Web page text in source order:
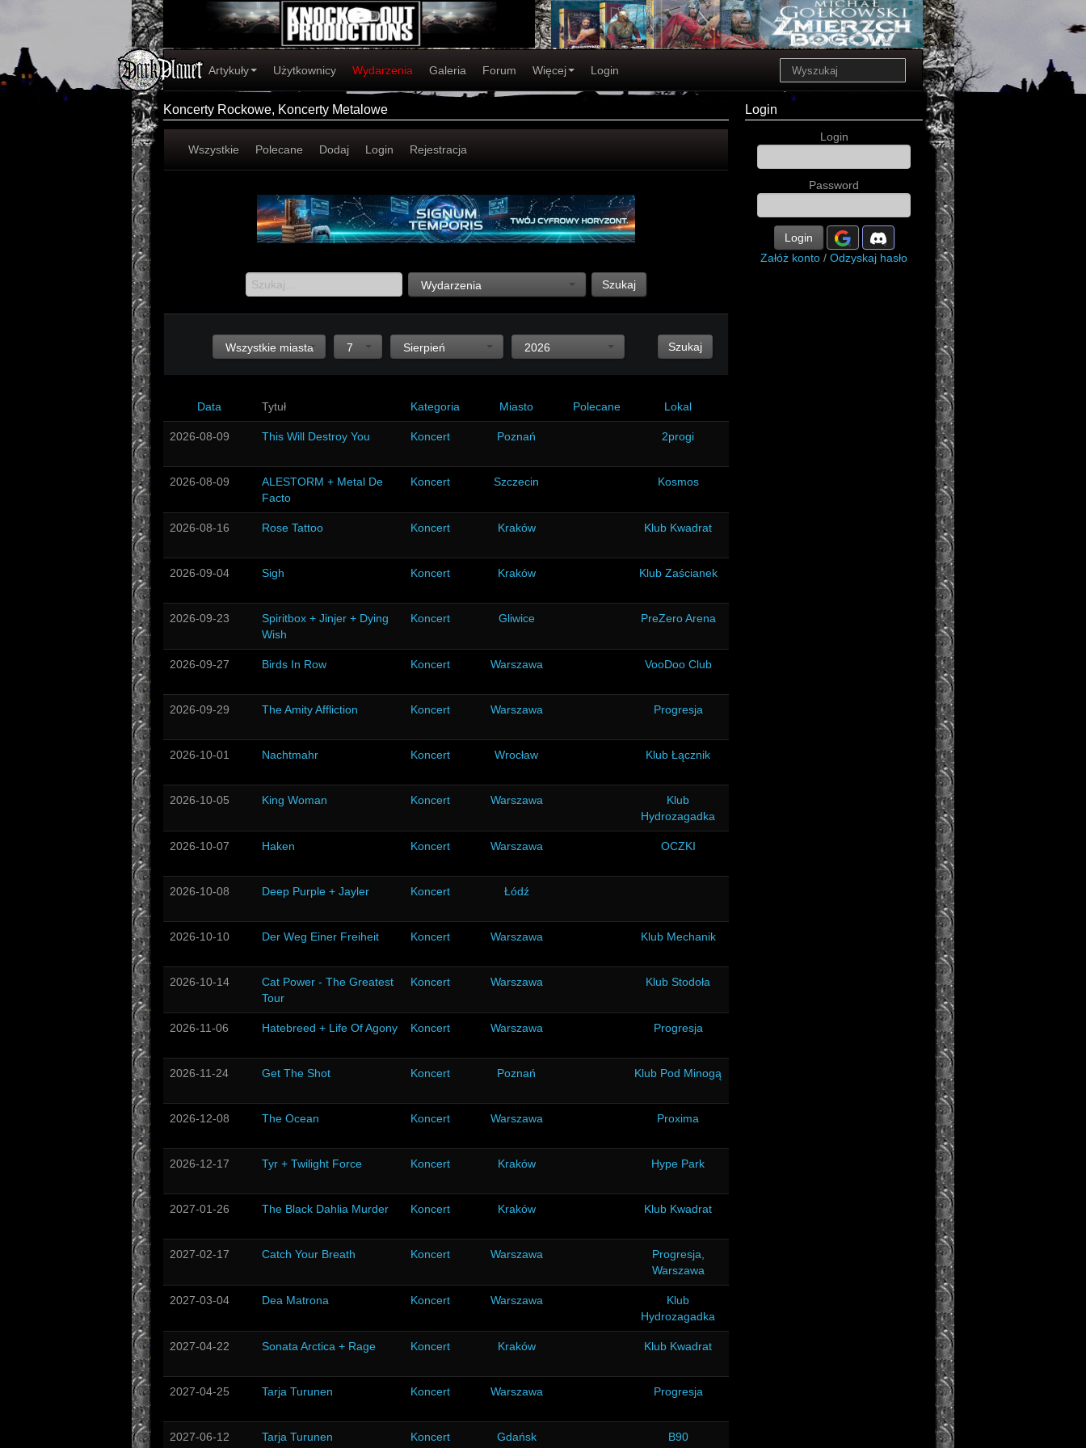
Artykuły Użytkownicy Wydarzenia Galeria Forum Więcej Login
Koncerty Rockowe, Koncerty Metalowe
Wszystkie Polecane Dodaj Login Rejestracja
Wydarzenia Szukaj
Wszystkie miasta 7 Sierpień 2026 Szukaj
Data Tytuł Kategoria Miasto Polecane Lokal
2026-08-09 This Will Destroy You Koncert Poznań 2progi
2026-08-09
ALESTORM + Metal De
Facto
Koncert Szczecin Kosmos
2026-08-16 Rose Tattoo Koncert Kraków Klub Kwadrat
2026-09-04 Sigh Koncert Kraków Klub Zaścianek
2026-09-23
Spiritbox + Jinjer + Dying
Wish
Koncert Gliwice PreZero Arena
2026-09-27 Birds In Row Koncert Warszawa VooDoo Club
2026-09-29 The Amity Affliction Koncert Warszawa Progresja
2026-10-01 Nachtmahr Koncert Wrocław Klub Łącznik
2026-10-05 King Woman Koncert Warszawa
Klub
Hydrozagadka
2026-10-07 Haken Koncert Warszawa OCZKI
2026-10-08 Deep Purple + Jayler Koncert Łódź
2026-10-10 Der Weg Einer Freiheit Koncert Warszawa Klub Mechanik
2026-10-14
Cat Power - The Greatest
Tour
Koncert Warszawa Klub Stodoła
2026-11-06 Hatebreed + Life Of Agony Koncert Warszawa Progresja
2026-11-24 Get The Shot Koncert Poznań Klub Pod Minogą
2026-12-08 The Ocean Koncert Warszawa Proxima
2026-12-17 Tyr + Twilight Force Koncert Kraków Hype Park
2027-01-26 The Black Dahlia Murder Koncert Kraków Klub Kwadrat
2027-02-17 Catch Your Breath Koncert Warszawa
Progresja,
Warszawa
2027-03-04 Dea Matrona Koncert Warszawa
Klub
Hydrozagadka
2027-04-22 Sonata Arctica + Rage Koncert Kraków Klub Kwadrat
2027-04-25 Tarja Turunen Koncert Warszawa Progresja
2027-06-12 Tarja Turunen Koncert Gdańsk B90
Login
Login
Password
Login
Załóż konto / Odzyskaj hasło